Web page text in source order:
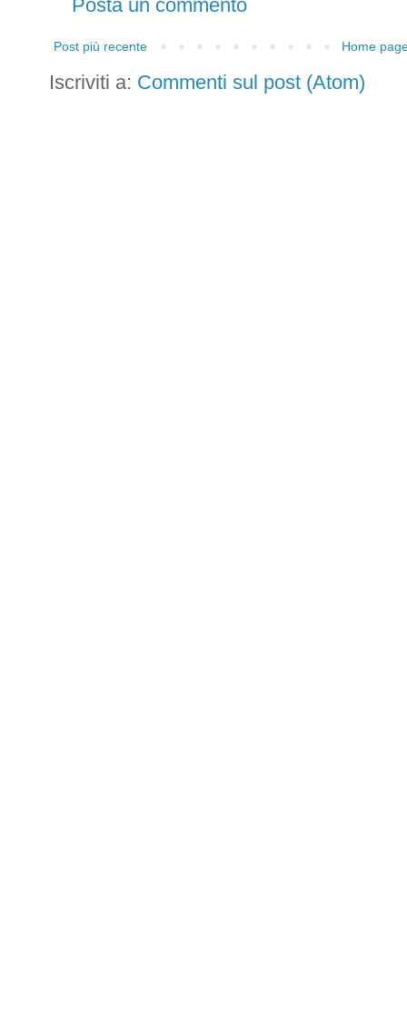
Posta un commento
Post più recente Home
Iscriviti a: Commenti sul post (Atom)